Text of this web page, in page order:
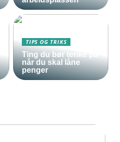
TIPS OG TRIKS
Ting du bør tenke på
når du skal låne
penger